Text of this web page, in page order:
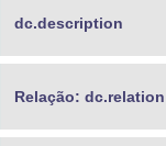
dc.description
Relação: dc.relation